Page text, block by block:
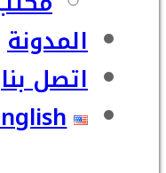
المدونة
اتصل بنا